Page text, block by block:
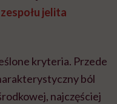
zespołu jelita
kryteria. Przede
ból
najczęściej